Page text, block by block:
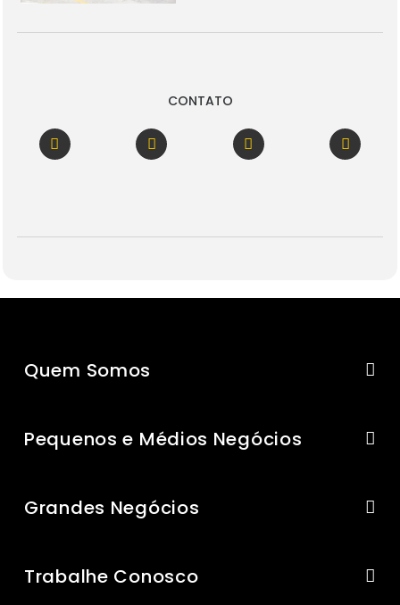
CONTATO
Quem Somos
Pequenos e Médios Negócios
Grandes Negócios
Trabalhe Conosco